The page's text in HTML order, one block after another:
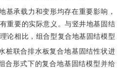
基承载力和变形均存在重要影响，
重要的实际意义。与竖井地基固结
论相比，组合型复合地基固结模型
桩联合排水板复合地基固结性状进
合形式下的复合地基固结模型并给